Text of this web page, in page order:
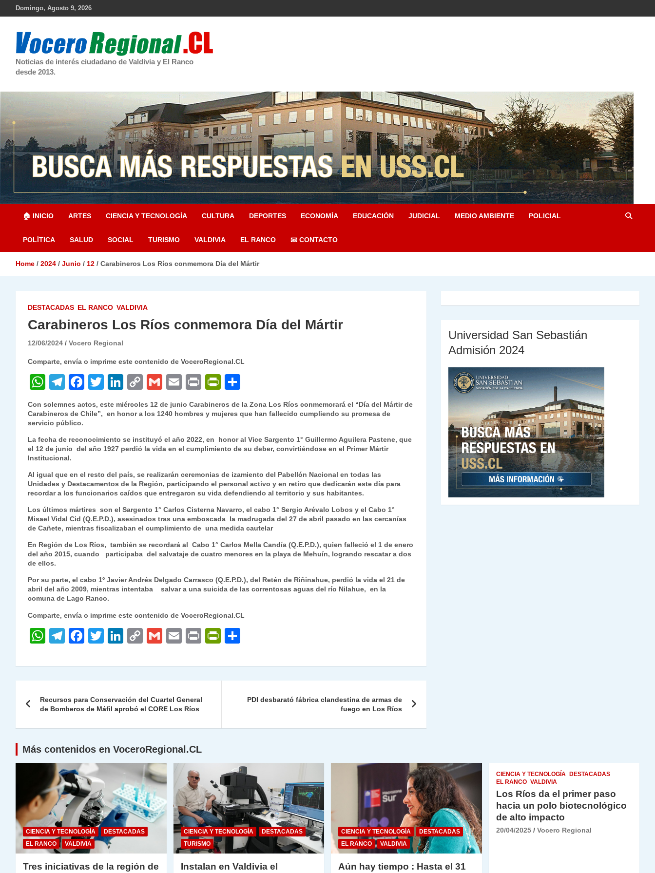
Domingo, Agosto 9, 2026
Noticias de interés ciudadano de Valdivia y El Ranco
desde 2013.
🏠 INICIO ARTES CIENCIA Y TECNOLOGÍA CULTURA DEPORTES ECONOMÍA EDUCACIÓN JUDICIAL MEDIO AMBIENTE POLICIAL
POLÍTICA SALUD SOCIAL TURISMO VALDIVIA EL RANCO 📧 CONTACTO
Home 2024 Junio 12 Carabineros Los Ríos conmemora Día del Mártir
DESTACADAS EL RANCO VALDIVIA
Carabineros Los Ríos conmemora Día del Mártir
12/06/2024 Vocero Regional
Comparte, envía o imprime este contenido de VoceroRegional.CL
W
h
at
s
A
p
p
T
e
gr
a
m
F
a
c
b
o
k
T
w
itt
Li
n
k
dI
C
o
p
Li
k
G
m
ai
E
m
ai
P
ri
nt
P
nt
ie
dl
y
o
m
ar
Con solemnes actos, este miércoles 12 de junio Carabineros de la Zona Los Ríos conmemorará el “Día del Mártir de
Carabineros de Chile”, en honor a los 1240 hombres y mujeres que han fallecido cumpliendo su promesa de
servicio público.
La fecha de reconocimiento se instituyó el año 2022, en honor al Vice Sargento 1° Guillermo Aguilera Pastene, que
el 12 de junio del año 1927 perdió la vida en el cumplimiento de su deber, convirtiéndose en el Primer Mártir
Institucional.
Al igual que en el resto del país, se realizarán ceremonias de izamiento del Pabellón Nacional en todas las
Unidades y Destacamentos de la Región, participando el personal activo y en retiro que dedicarán este día para
recordar a los funcionarios caídos que entregaron su vida defendiendo al territorio y sus habitantes.
Los últimos mártires son el Sargento 1° Carlos Cisterna Navarro, el cabo 1° Sergio Arévalo Lobos y el Cabo 1°
Misael Vidal Cid (Q.E.P.D.), asesinados tras una emboscada la madrugada del 27 de abril pasado en las cercanías
de Cañete, mientras fiscalizaban el cumplimiento de una medida cautelar
En Región de Los Ríos, también se recordará al Cabo 1° Carlos Mella Candía (Q.E.P.D.), quien falleció el 1 de enero
del año 2015, cuando participaba del salvataje de cuatro menores en la playa de Mehuín, logrando rescatar a dos
de ellos.
Por su parte, el cabo 1º Javier Andrés Delgado Carrasco (Q.E.P.D.), del Retén de Riñinahue, perdió la vida el 21 de
abril del año 2009, mientras intentaba salvar a una suicida de las correntosas aguas del río Nilahue, en la
comuna de Lago Ranco.
Comparte, envía o imprime este contenido de VoceroRegional.CL
W
at
A
p
p
T
e
a
m
F
c
b
o
o
k
T
itt
Li
k
dI
n
C
p
Li
n
k
G
ai
E
ai
P
nt
P
nt
dl
m
ar
de
entradas
Recursos para Conservación del Cuartel General
de Bomberos de Máfil aprobó el CORE Los Ríos
PDI desbarató fábrica clandestina de armas de
fuego en Los Ríos
Universidad San Sebastián
Admisión 2024
Más contenidos en VoceroRegional.CL
CIENCIA Y TECNOLOGÍA
DESTACADAS
EL RANCO
VALDIVIA
Tres iniciativas de la región de
CIENCIA Y TECNOLOGÍA
DESTACADAS
TURISMO
Instalan en Valdivia el
CIENCIA Y TECNOLOGÍA
DESTACADAS
EL RANCO
VALDIVIA
Aún hay tiempo : Hasta el 31
CIENCIA Y TECNOLOGÍA
DESTACADAS
EL RANCO VALDIVIA
Los Ríos da el primer paso
hacia un polo biotecnológico
de alto impacto
20/04/2025 Vocero Regional